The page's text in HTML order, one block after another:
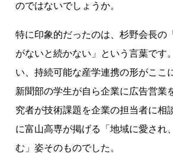
のではないでしょうか。
特に印象的だったのは、杉野会長の
がないと続かない」という言葉です
い、持続可能な産学連携の形がここ
新聞部の学生が自ら企業に広告営業
究者が技術課題を企業の担当者に相
に富山高専が掲げる「地域に愛され
む」姿そのものでした。